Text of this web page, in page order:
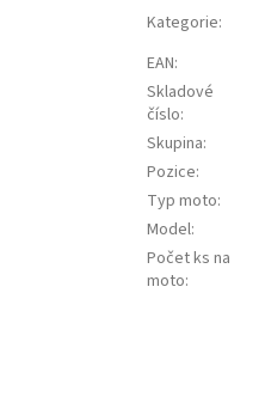
Kategorie:
EAN:
Skladové
číslo:
Skupina:
Pozice:
Typ moto:
Model:
Počet ks na
moto: